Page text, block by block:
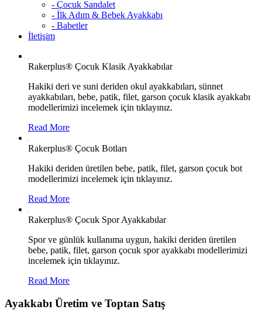
- Çocuk Sandalet
- İlk Adım & Bebek Ayakkabı
- Babetler
İletişim
Rakerplus® Çocuk Klasik Ayakkabılar
Hakiki deri ve suni deriden okul ayakkabıları, sünnet
ayakkabıları, bebe, patik, filet, garson çocuk klasik ayakkabı
modellerimizi incelemek için tıklayınız.
Read More
Rakerplus® Çocuk Botları
Hakiki deriden üretilen bebe, patik, filet, garson çocuk bot
modellerimizi incelemek için tıklayınız.
Read More
Rakerplus® Çocuk Spor Ayakkabılar
Spor ve günlük kullanıma uygun, hakiki deriden üretilen
bebe, patik, filet, garson çocuk spor ayakkabı modellerimizi
incelemek için tıklayınız.
Read More
Ayakkabı Üretim ve Toptan Satış